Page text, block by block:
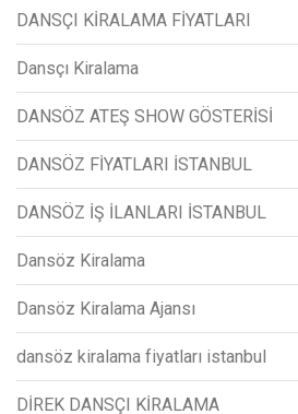
DANSÇI KİRALAMA FİYATLARI
Dansçı Kiralama
DANSÖZ ATEŞ SHOW GÖSTERİSİ
DANSÖZ FİYATLARI İSTANBUL
DANSÖZ İŞ İLANLARI İSTANBUL
Dansöz Kiralama
Dansöz Kiralama Ajansı
dansöz kiralama fiyatları istanbul
DİREK DANSÇI KİRALAMA